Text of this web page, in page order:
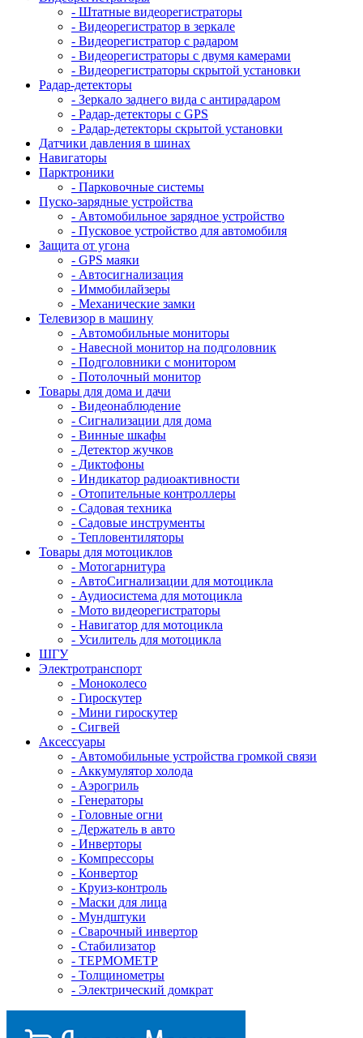
- Штатные видеорегистраторы
- Видеорегистратор в зеркале
- Видеорегистратор с радаром
- Видеорегистраторы с двумя камерами
- Видеорегистраторы скрытой установки
Радар-детекторы
- Зеркало заднего вида с антирадаром
- Радар-детекторы с GPS
- Радар-детекторы скрытой установки
Датчики давления в шинах
Навигаторы
Парктроники
- Парковочные системы
Пуско-зарядные устройства
- Автомобильное зарядное устройство
- Пусковое устройство для автомобиля
Защита от угона
- GPS маяки
- Автосигнализация
- Иммобилайзеры
- Механические замки
Телевизор в машину
- Автомобильные мониторы
- Навесной монитор на подголовник
- Подголовники с монитором
- Потолочный монитор
Товары для дома и дачи
- Видеонаблюдение
- Сигнализации для дома
- Винные шкафы
- Детектор жучков
- Диктофоны
- Индикатор радиоактивности
- Отопительные контроллеры
- Садовая техника
- Садовые инструменты
- Тепловентиляторы
Товары для мотоциклов
- Mотогарнитура
- АвтоСигнализации для мотоцикла
- Аудиосистема для мотоцикла
- Мото видеорегистраторы
- Навигатор для мотоцикла
- Усилитель для мотоцикла
ШГУ
Электротранспорт
- Mоноколесо
- Гироскутер
- Мини гироскутер
- Сигвей
Аксессуары
- Автомобильные устройства громкой связи
- Аккумулятор холода
- Аэрогриль
- Генераторы
- Головные огни
- Держатель в авто
- Инверторы
- Компрессоры
- Конвертор
- Круиз-контроль
- Маски для лица
- Мундштуки
- Сварочный инвертор
- Стабилизатор
- ТЕРМОМЕТР
- Толщинометры
- Электрический домкрат